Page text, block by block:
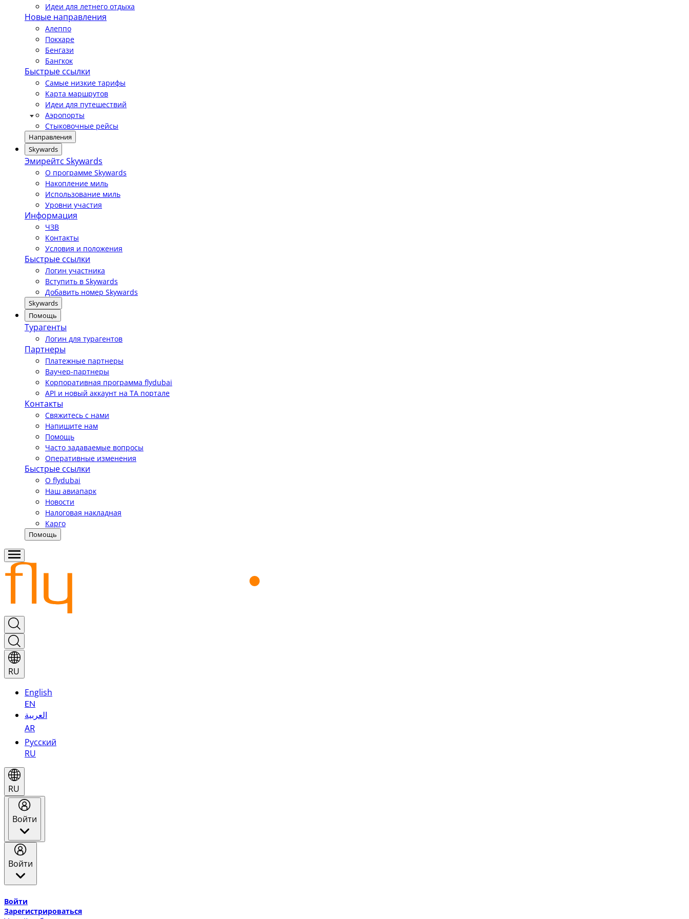
Идеи для летнего отдыха
Новые направления
Алеппо
Покхаре
Бенгази
Бангкок
Быстрые ссылки
Самые низкие тарифы
Карта маршрутов
Идеи для путешествий
Аэропорты
Стыковочные рейсы
Направления
Skywards
Эмирейтс Skywards
О программе Skywards
Накопление миль
Использование миль
Уровни участия
Информация
ЧЗВ
Контакты
Условия и положения
Быстрые ссылки
Логин участника
Вступить в Skywards
Добавить номер Skywards
Skywards
Помощь
Турагенты
Логин для турагентов
Партнеры
Платежные партнеры
Ваучер-партнеры
Корпоративная программа flydubai
API и новый аккаунт на TA портале
Контакты
Свяжитесь с нами
Напишите нам
Помощь
Часто задаваемые вопросы
Оперативные изменения
Быстрые ссылки
О flydubai
Наш авиапарк
Новости
Налоговая накладная
Карго
Помощь
RU
English
EN
العربية
AR
Русский
RU
RU
Войти
Войти
Войти
Зарегистрироваться